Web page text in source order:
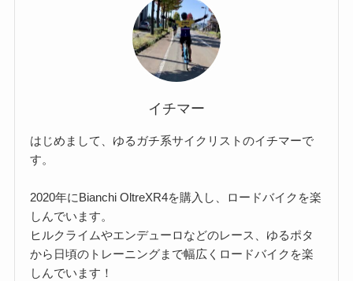
イチマー
はじめまして、ゆるガチ系サイクリストのイチマーで
す。
2020年にBianchi OltreXR4を購入し、ロードバイクを楽
しんでいます。
ヒルクライムやエンデューロなどのレース、ゆるポタ
から日頃のトレーニングまで幅広くロードバイクを楽
しんでいます！